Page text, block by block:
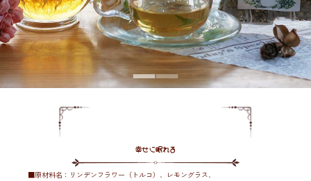
幸せに眠れる
■原材料名：リンデンフラワー（トルコ）、レモングラス、